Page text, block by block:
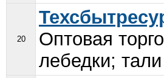
20
Оптовая
лебедки;